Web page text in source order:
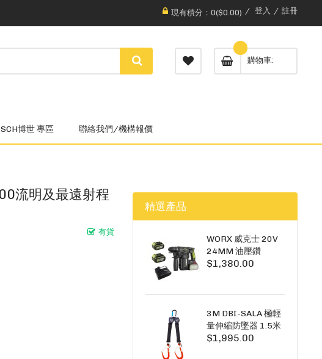
現有積分：0($0.00) 登入 註冊
購物車
博世 專區 聯絡我們/機構報價
流明及最遠射程
有貨
精選產品
WORX 威克士 20V
24MM 油壓鑽
WU385.3（雙5A電
$1,380.00
3M DBI-SALA 極輕
量伸縮防墜器 1.5米
(雙鉤) 3101754
$1,995.00